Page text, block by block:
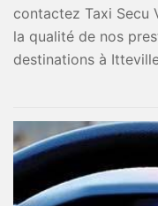
contactez Taxi Secu
la qualité de nos
destinations à